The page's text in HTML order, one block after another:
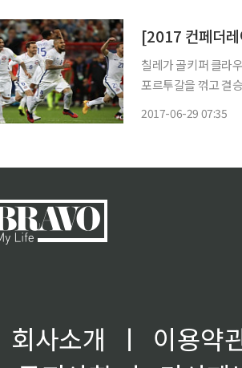
칠레가 골키퍼 클라
포르투갈을 꺾고 결승에 올랐다. 칠레는 29일(한국시간) 러
2017-06-29 07:35
회사소개 ㅣ
이용약